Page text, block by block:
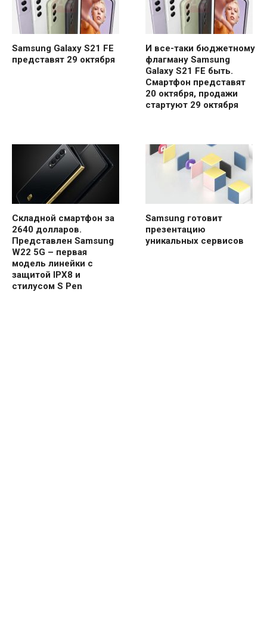
Samsung Galaxy S21 FE
представят 29 октября
И все-таки бюджетному
флагману Samsung
Galaxy S21 FE быть.
Смартфон представят
20 октября, продажи
стартуют 29 октября
Складной смартфон за
2640 долларов.
Представлен Samsung
W22 5G – первая
модель линейки с
защитой IPX8 и
стилусом S Pen
Samsung готовит
презентацию
уникальных сервисов